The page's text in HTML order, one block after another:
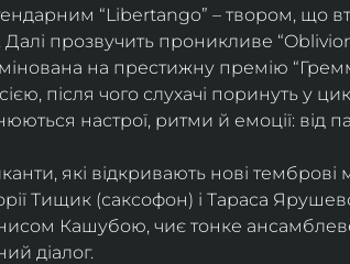
“Libertango” – твором, що
прозвучить проникливе
на престижну премію
після чого слухачі поринуть у
настрої, ритми й емоції: від
які відкривають нові
Тищик (саксофон) і Тараса
Кашубою, чиє тонке
діалог.